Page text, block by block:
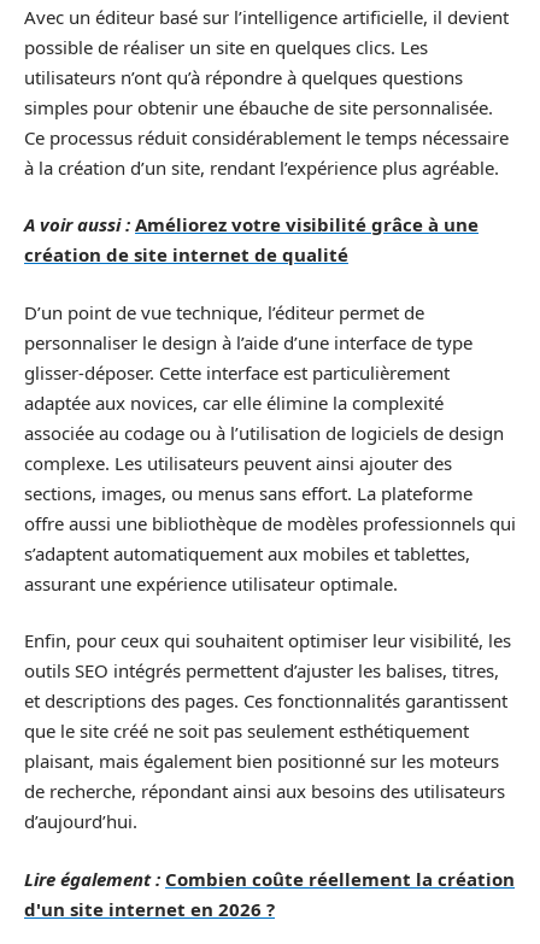
Avec un éditeur basé sur l’intelligence artificielle, il devient
possible de réaliser un site en quelques clics. Les
utilisateurs n’ont qu’à répondre à quelques questions
simples pour obtenir une ébauche de site personnalisée.
Ce processus réduit considérablement le temps nécessaire
à la création d’un site, rendant l’expérience plus agréable.
A voir aussi : Améliorez votre visibilité grâce à une
création de site internet de qualité
D’un point de vue technique, l’éditeur permet de
personnaliser le design à l’aide d’une interface de type
glisser-déposer. Cette interface est particulièrement
adaptée aux novices, car elle élimine la complexité
associée au codage ou à l’utilisation de logiciels de design
complexe. Les utilisateurs peuvent ainsi ajouter des
sections, images, ou menus sans effort. La plateforme
offre aussi une bibliothèque de modèles professionnels qui
s’adaptent automatiquement aux mobiles et tablettes,
assurant une expérience utilisateur optimale.
Enfin, pour ceux qui souhaitent optimiser leur visibilité, les
outils SEO intégrés permettent d’ajuster les balises, titres,
et descriptions des pages. Ces fonctionnalités garantissent
que le site créé ne soit pas seulement esthétiquement
plaisant, mais également bien positionné sur les moteurs
de recherche, répondant ainsi aux besoins des utilisateurs
d’aujourd’hui.
Lire également : Combien coûte réellement la création
d'un site internet en 2026 ?